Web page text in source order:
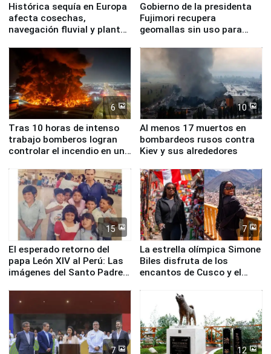
Histórica sequía en Europa
afecta cosechas,
navegación fluvial y plantas
Gobierno de la presidenta
Fujimori recupera
geomallas sin uso para
Fenómeno El Niño
6
Tras 10 horas de intenso
trabajo bomberos logran
controlar el incendio en una
de Chile
10
Al menos 17 muertos en
bombardeos rusos contra
Kiev y sus alrededores
15
El esperado retorno del
papa León XIV al Perú: Las
imágenes del Santo Padre
7
La estrella olímpica Simone
Biles disfruta de los
encantos de Cusco y el
7 12